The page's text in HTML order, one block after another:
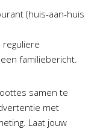
(huis-aan-huis
reguliere
familiebericht.
samen te
met
Laat jouw